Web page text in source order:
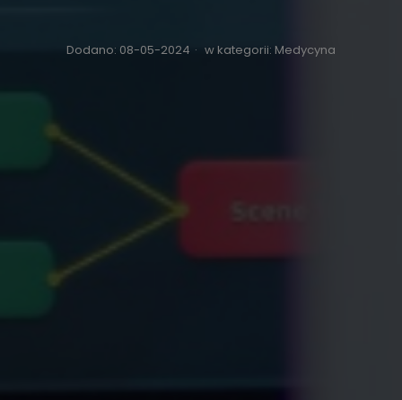
Dodano: 08-05-2024 · w kategorii: Medycyna